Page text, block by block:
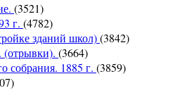
(3521)
г. (4782)
зданий школ)(3842)
(отрывки). (3664)
собрания. 1885 г. (3859)